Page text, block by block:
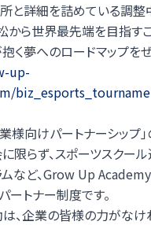
と詳細を詰めている調
から世界最先端を目指す
く夢へのロードマップを
up-
様向けパートナーシップ」
らず、スポーツスクール
など、Grow Up
ートナー制度です。
、企業の皆様の力がな